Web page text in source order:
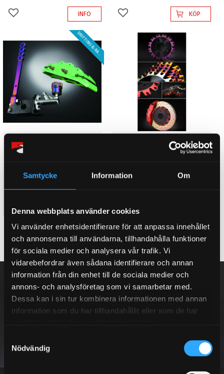
Samtycke Information Om
Denna webbplats använder cookies
Vi använder enhetsidentifierare för att anpassa innehållet
och annonserna till användarna, tillhandahålla funktioner
för sociala medier och analysera vår trafik. Vi
vidarebefordrar även sådana identifierare och annan
information från din enhet till de sociala medier och
annons- och analysföretag som vi samarbetar med.
Dessa kan i sin tur kombinera informationen med annan
information som du har tillhandahållit eller som de har
Nödvändig
Lägg till i favoriterINFO Lägg till i favoriterKÖP
Tillägg för "Dual Fuel"
bromsok vid köp att ett D2
fuel bromsok bak, med två
separata hydraulik kretsar
D
R
I
F
T
I
N
G
&
R
A
L
L
Y
!
Lägg till i favoriter KÖP
Köp till dubbelfärg på bell
house vid köp av ett nytt D2
Twin colour bell house, 3D
Lägg till i favoriter INFO
NYHETSBREV